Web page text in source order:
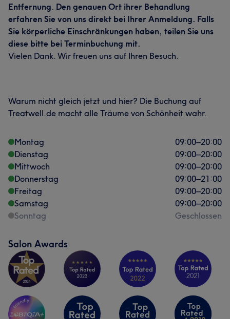
Entfernung. Den genauen Ort ihrer Behandlung
erfahren Sie von uns direkt bei Ihrer Anmeldung. Falls
Sie körperliche Einschränkungen haben, teilen Sie uns
diese bitte bei Terminbuchung mit.
Vielen Dank. Wir freuen uns auf Ihren Besuch.
Warum nicht gleich jetzt und hier? Die Buchung auf
Treatwell.de macht alle Träume von Schönheit wahr.
Montag 09:00–20:00
Dienstag
09:00–20:00
Mittwoch
09:00–20:00
Donnerstag
09:00–21:00
Freitag
09:00–20:00
Samstag
09:00–20:00
Sonntag
Geschlossen
Salon Awards